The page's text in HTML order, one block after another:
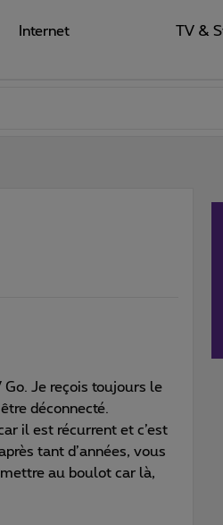
Internet TV &
Go. Je reçois toujours le
déconnecté.
il est récurrent et c’est
tant d’années, vous
au boulot car là,